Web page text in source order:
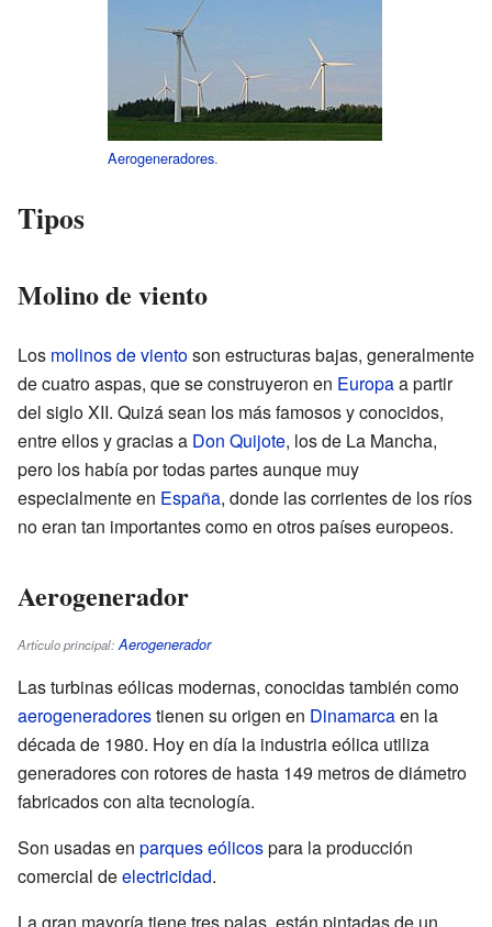
Aerogeneradores.
Tipos
Molino de viento
Los molinos de vientoson estructuras bajas, generalmente
de cuatro aspas, que se construyeron en Europaa partir
del siglo XII. Quizá sean los más famosos y conocidos,
entre ellos y gracias a Don Quijote, los de La Mancha,
pero los había por todas partes aunque muy
especialmente en España, donde las corrientes de los ríos
no eran tan importantes como en otros países europeos.
Aerogenerador
Artículo principal: Aerogenerador
Las turbinas eólicas modernas, conocidas también como
aerogeneradorestienen su origen en Dinamarcaen la
década de 1980. Hoy en día la industria eólica utiliza
generadores con rotores de hasta 149 metros de diámetro
fabricados con alta tecnología.
Son usadas en parques eólicospara la producción
comercial deelectricidad.